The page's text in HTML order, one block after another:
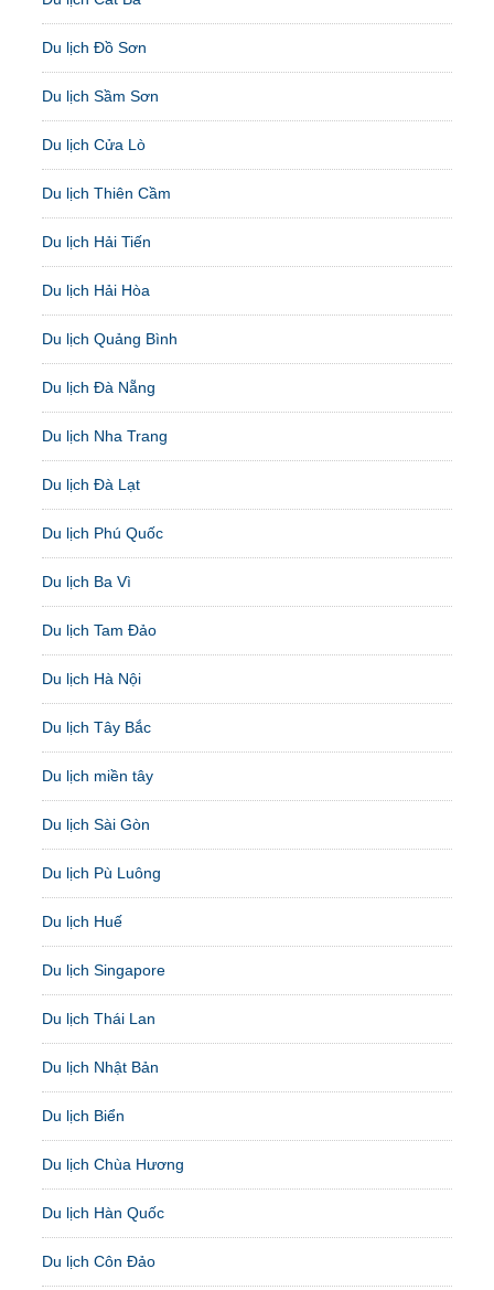
Du lịch Đồ Sơn
Du lịch Sầm Sơn
Du lịch Cửa Lò
Du lịch Thiên Cầm
Du lịch Hải Tiến
Du lịch Hải Hòa
Du lịch Quảng Bình
Du lịch Đà Nẵng
Du lịch Nha Trang
Du lịch Đà Lạt
Du lịch Phú Quốc
Du lịch Ba Vì
Du lịch Tam Đảo
Du lịch Hà Nội
Du lịch Tây Bắc
Du lịch miền tây
Du lịch Sài Gòn
Du lịch Pù Luông
Du lịch Huế
Du lịch Singapore
Du lịch Thái Lan
Du lịch Nhật Bản
Du lịch Biển
Du lịch Chùa Hương
Du lịch Hàn Quốc
Du lịch Côn Đảo